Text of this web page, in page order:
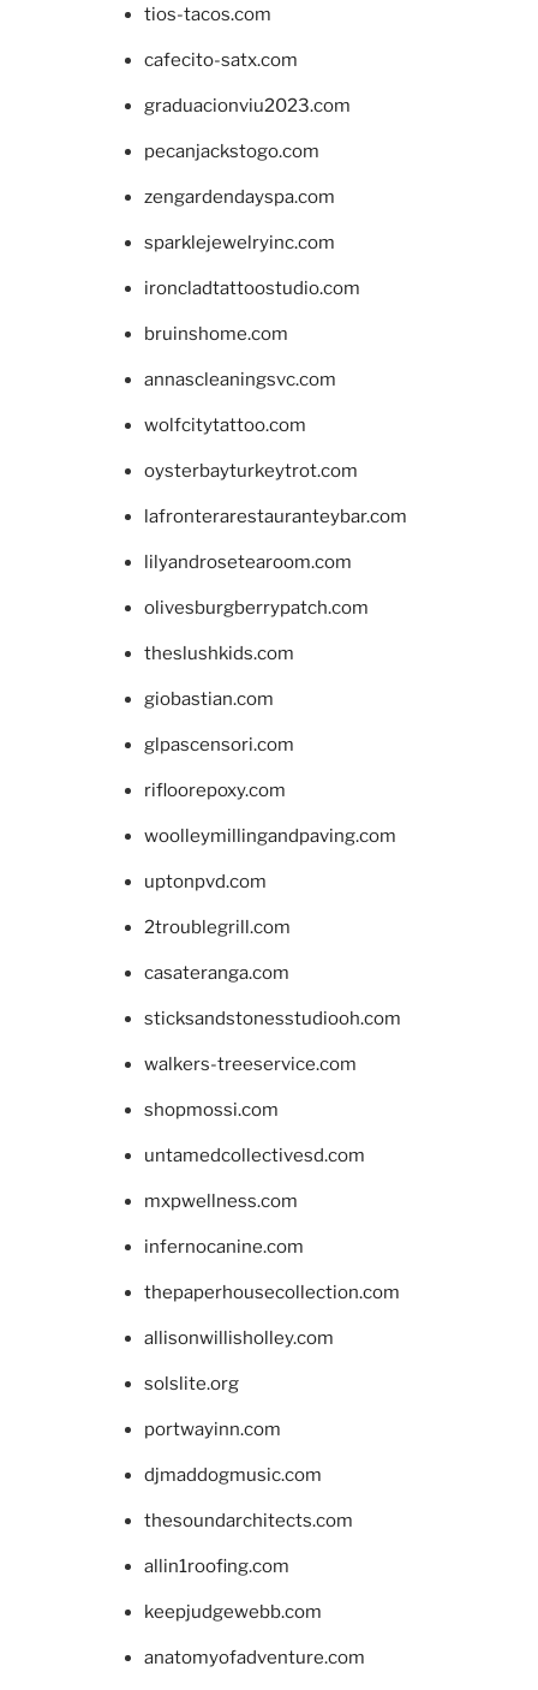
tios-tacos.com
cafecito-satx.com
graduacionviu2023.com
pecanjackstogo.com
zengardendayspa.com
sparklejewelryinc.com
ironcladtattoostudio.com
bruinshome.com
annascleaningsvc.com
wolfcitytattoo.com
oysterbayturkeytrot.com
lafronterarestauranteybar.com
lilyandrosetearoom.com
olivesburgberrypatch.com
theslushkids.com
giobastian.com
glpascensori.com
rifloorepoxy.com
woolleymillingandpaving.com
uptonpvd.com
2troublegrill.com
casateranga.com
sticksandstonesstudiooh.com
walkers-treeservice.com
shopmossi.com
untamedcollectivesd.com
mxpwellness.com
infernocanine.com
thepaperhousecollection.com
allisonwillisholley.com
solslite.org
portwayinn.com
djmaddogmusic.com
thesoundarchitects.com
allin1roofing.com
keepjudgewebb.com
anatomyofadventure.com